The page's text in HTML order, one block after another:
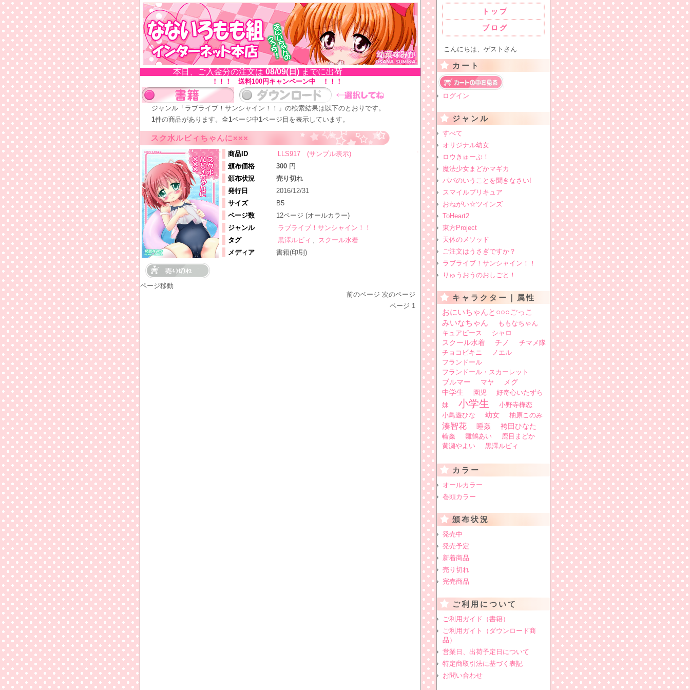
本日、ご入金分の注文は 08/09(日) までに出荷
！！！ 送料100円キャンペーン中 ！！！
ジャンル「ラブライブ！サンシャイン！！」の検索結果は以下のとおりです。
1件の商品があります。全1ページ中1ページ目を表示しています。
スク水ルビィちゃんに×××
商品ID
LLS917 (サンプル表示)
頒布価格
300 円
頒布状況
売り切れ
発行日
2016/12/31
サイズ
B5
ページ数
12ページ (オールカラー)
ジャンル
ラブライブ！サンシャイン！！
タグ
黒澤ルビィ , スクール水着
メディア
書籍(印刷)
ページ移動
前のページ 次のページ
ページ 1
トップ
ブログ
こんにちは、ゲストさん
カート
ログイン
ジャンル
すべて
オリジナル幼女
ロウきゅーぶ！
魔法少女まどかマギカ
パパのいうことを聞きなさい!
スマイルプリキュア
おねがい☆ツインズ
ToHeart2
東方Project
天体のメソッド
ご注文はうさぎですか？
ラブライブ！サンシャイン！！
りゅうおうのおしごと！
キャラクター｜属性
おにいちゃんと○○○ごっこ
みいなちゃん
ももなちゃん
キュアピース
シャロ
スクール水着 チノ
チマメ隊
チョコビキニ
ノエル
フランドール
フランドール・スカーレット
ブルマー マヤ
メグ
中学生
園児
好奇心いたずら
妹
小学生
小野寺樺恋
小鳥遊ひな
幼女 柚原このみ
湊智花 睡姦
袴田ひなた
輪姦
雛鶴あい
鹿目まどか
黄瀬やよい
黒澤ルビィ
カラー
オールカラー
巻頭カラー
頒布状況
発売中
発売予定
新着商品
売り切れ
完売商品
ご利用について
ご利用ガイド（書籍）
ご利用ガイト（ダウンロード商
品）
営業日、出荷予定日について
特定商取引法に基づく表記
お問い合わせ